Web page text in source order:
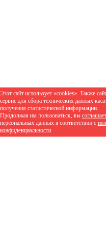
Этот сайт использует «cookies». Также
сервис для сбора технических данных
получения статистической информации.
Продолжая им пользоваться, вы
персональных данных в соответствии с
конфиденциальности.